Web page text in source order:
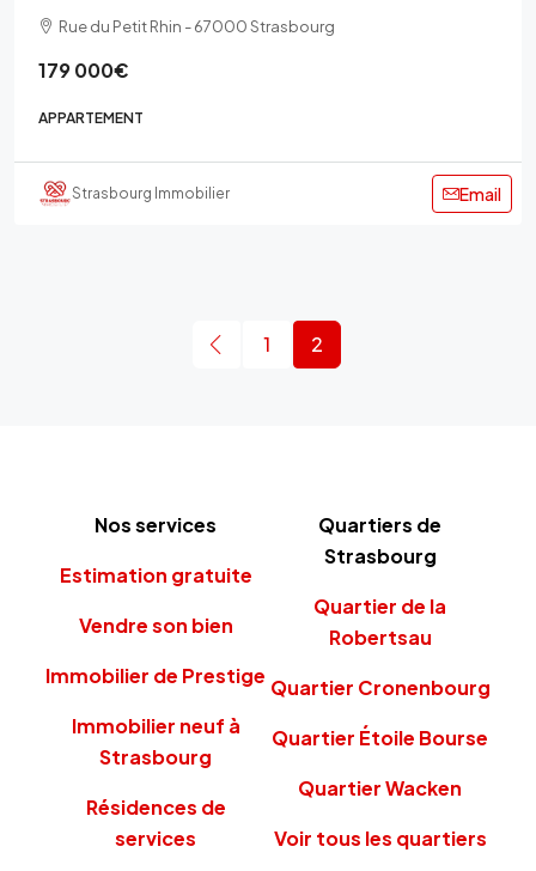
Rue du Petit Rhin - 67000 Strasbourg
179 000€
APPARTEMENT
Strasbourg Immobilier Email
1 2
Nos services
Estimation gratuite
Vendre son bien
Immobilier de Prestige
Immobilier neuf à
Strasbourg
Résidences de
services
Quartiers de
Strasbourg
Quartier de la
Robertsau
Quartier Cronenbourg
Quartier Étoile Bourse
Quartier Wacken
Voir tous les quartiers